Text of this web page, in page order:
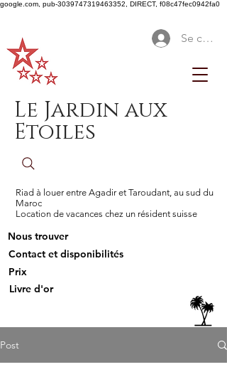
google.com, pub-3039747319463352, DIRECT, f08c47fec0942fa0
Se
Le Jardin aux
Etoiles
Riad à louer entre Agadir et Taroudant, au sud du
Maroc
Location de vacances chez un résident suisse
Nous trouver
Contact et disponibilités
Prix
Livre d'or
Post